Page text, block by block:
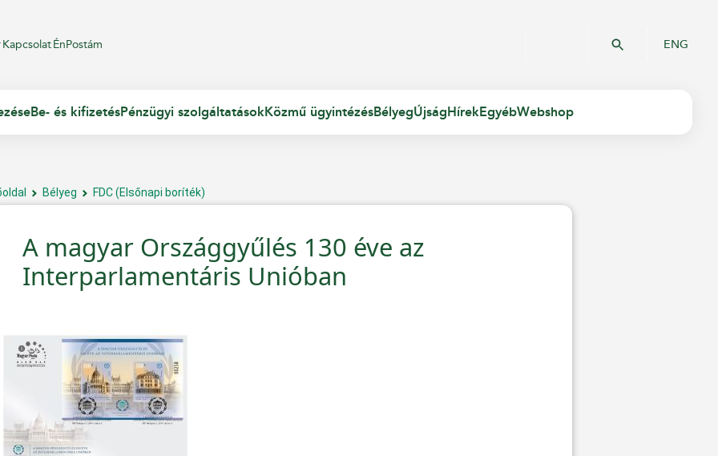
KapcsolatÉnPostám ENG
Be- és kifizetésPénzügyi szolgáltatásokKözmű ügyintézésBélyegÚjság HírekEgyébWebshop
Bélyeg FDC (Elsőnapi boríték)
A magyar Országgyűlés 130 éve az
Interparlamentáris Unióban